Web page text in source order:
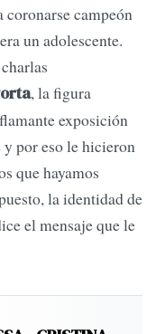
campeón
un adolescente.
, la figura
exposición
por eso le hicieron
que hayamos
la identidad de
el mensaje que le